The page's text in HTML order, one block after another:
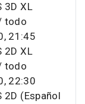
3D XL
todo
21:45
2D XL
todo
22:30
2D (Español